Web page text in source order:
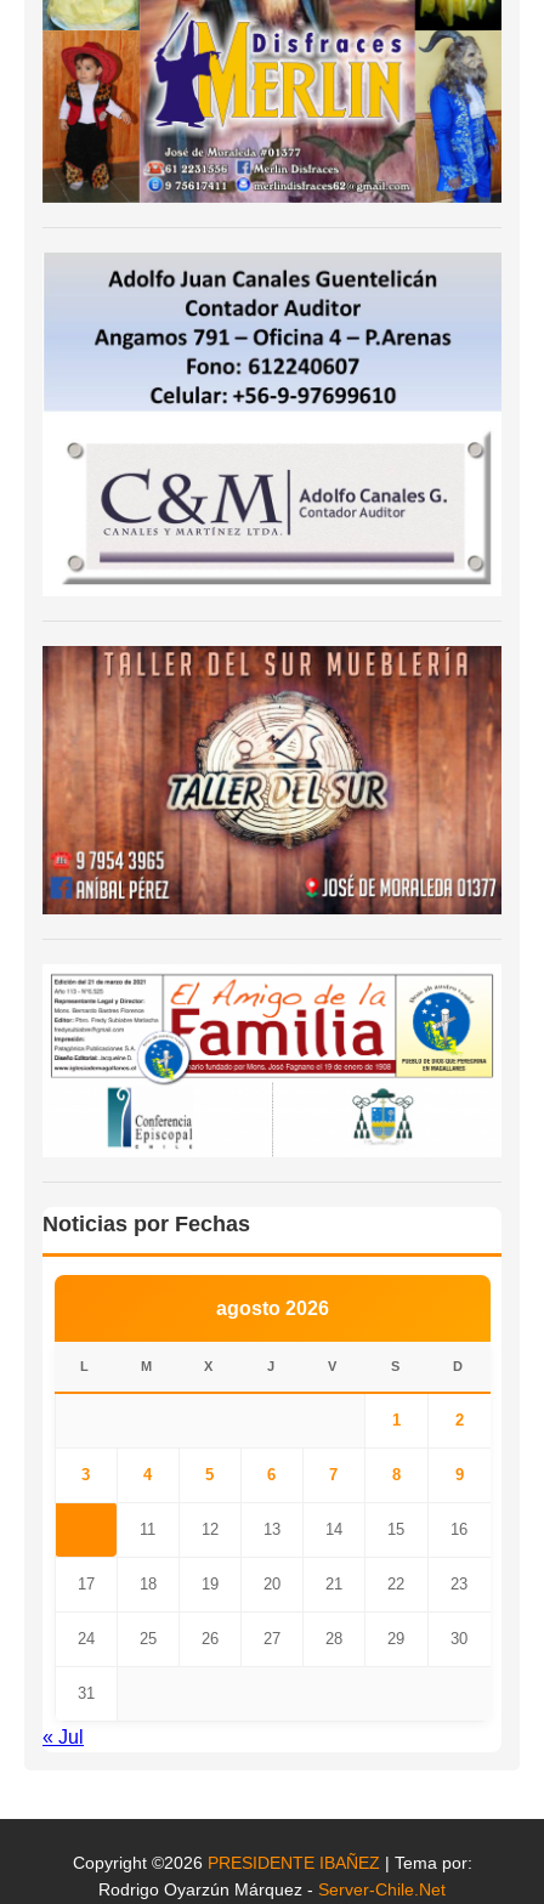
Noticias por Fechas
agosto 2026
L M X J V S D
1 2
3 4 5 6 7 8 9
11 12 13 14 15 16
17 18 19 20 21 22 23
24 25 26 27 28 29 30
31
« Jul
Copyright ©2026 PRESIDENTE IBAÑEZ | Tema por:
Rodrigo Oyarzún Márquez - Server-Chile.Net